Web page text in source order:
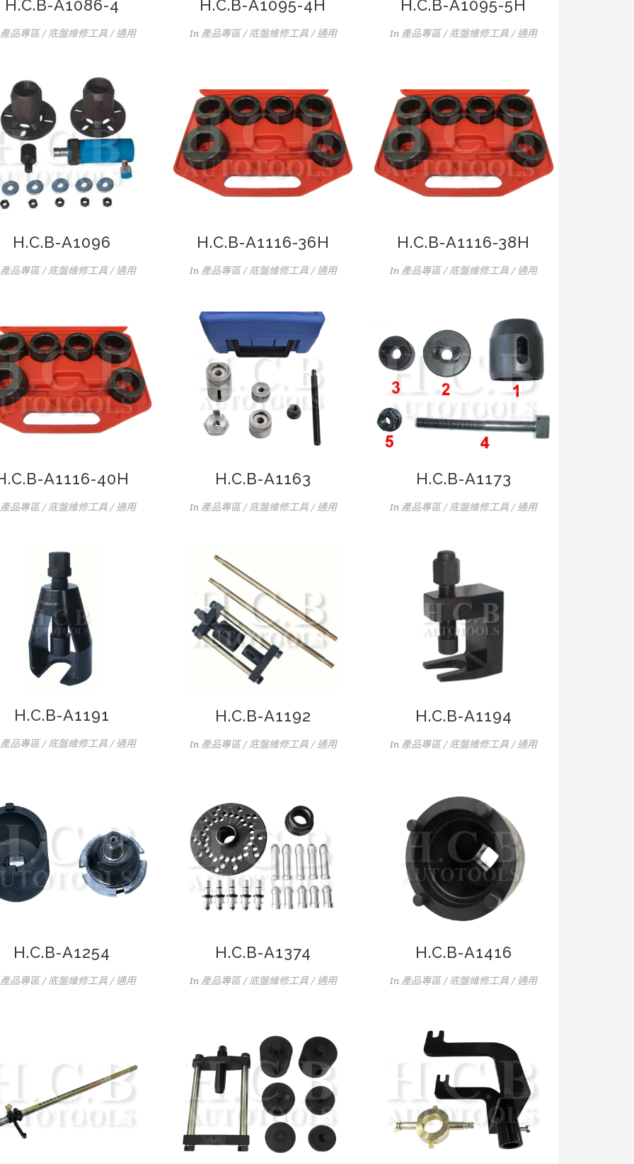
H.C.B-A1086-4
產品專區 / 底盤維修工具 / 通用
H.C.B-A1095-4H
In 產品專區 / 底盤維修工具 / 通用
H.C.B-A1095-5H
In 產品專區 / 底盤維修工具 / 通用
H.C.B-A1096
產品專區 / 底盤維修工具 / 通用
H.C.B-A1116-36H
In 產品專區 / 底盤維修工具 / 通用
H.C.B-A1116-38H
In 產品專區 / 底盤維修工具 / 通用
A1116-40H
產品專區 / 底盤維修工具 / 通用
H.C.B-A1163
In 產品專區 / 底盤維修工具 / 通用
H.C.B-A1173
In 產品專區 / 底盤維修工具 / 通用
H.C.B-A1191
產品專區 / 底盤維修工具 / 通用
H.C.B-A1192
In 產品專區 / 底盤維修工具 / 通用
H.C.B-A1194
In 產品專區 / 底盤維修工具 / 通用
H.C.B-A1254
產品專區 / 底盤維修工具 / 通用
H.C.B-A1374
In 產品專區 / 底盤維修工具 / 通用
H.C.B-A1416
In 產品專區 / 底盤維修工具 / 通用